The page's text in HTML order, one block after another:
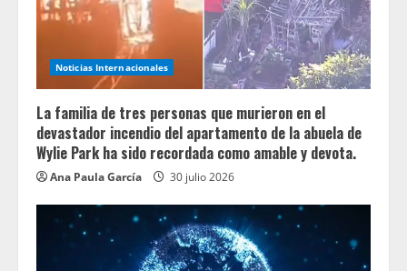
Noticias Internacionales
La familia de tres personas que murieron en el
devastador incendio del apartamento de la abuela de
Wylie Park ha sido recordada como amable y devota.
Ana Paula García 30 julio 2026